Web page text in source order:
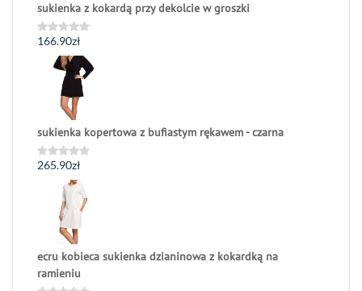
sukienka z kokardą przy dekolcie w groszki
Oceniono
166.90zł
sukienka kopertowa z bufiastym rękawem - czarna
Oceniono
265.90zł
ecru kobieca sukienka dzianinowa z kokardką na
ramieniu